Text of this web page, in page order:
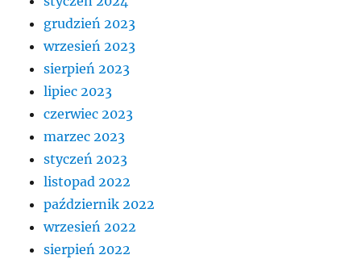
grudzień 2023
wrzesień 2023
sierpień 2023
lipiec 2023
czerwiec 2023
marzec 2023
styczeń 2023
listopad 2022
październik 2022
wrzesień 2022
sierpień 2022